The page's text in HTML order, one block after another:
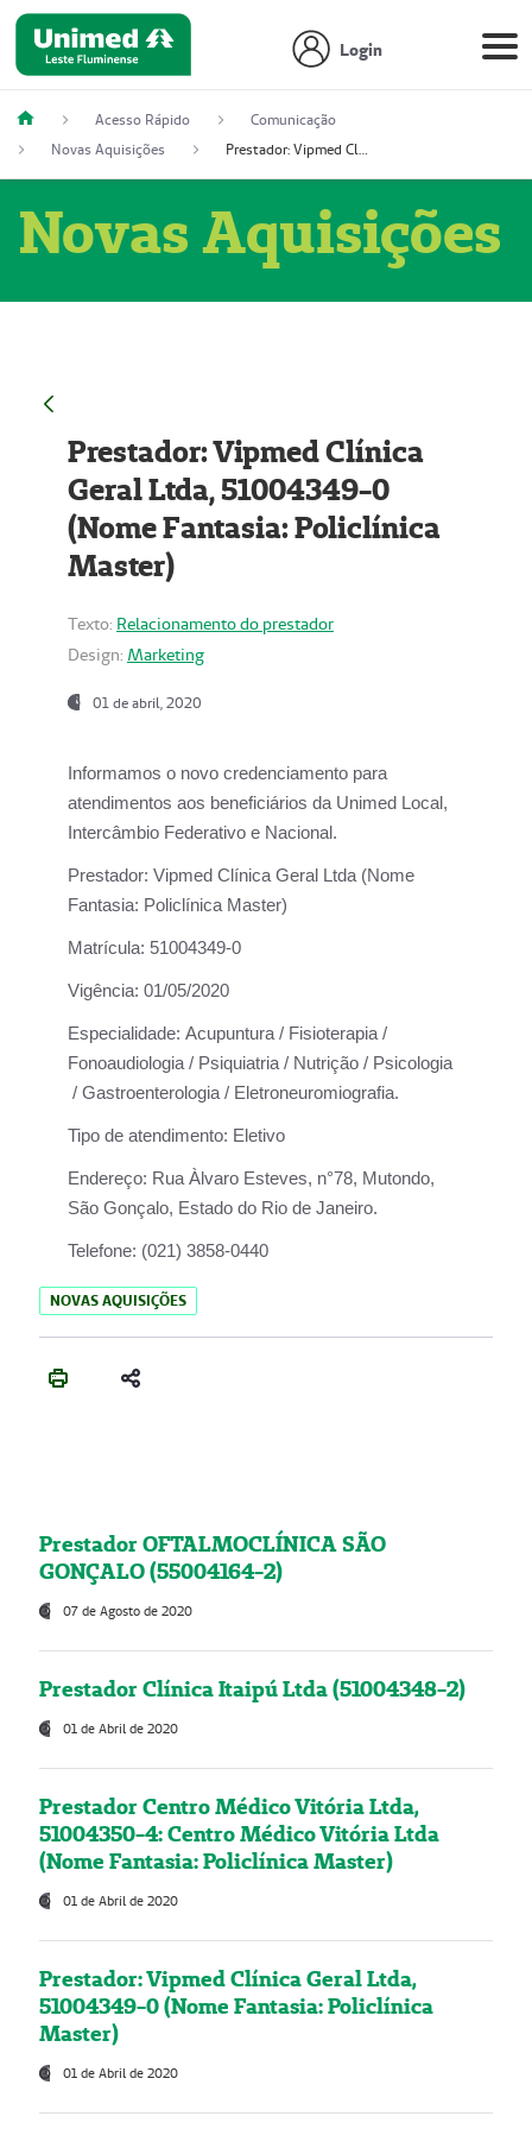
Login
Acesso Rápido
Comunicação
Novas Aquisições
Prestador: Vipmed Clínica Geral Ltda, 51004349-0 (Nome Fantasia: Policlínica Master)
Novas Aquisições
Prestador: Vipmed Clínica
Geral Ltda, 51004349-0
(Nome Fantasia: Policlínica
Master)
Texto: Relacionamento do prestador
Design: Marketing
01 de abril, 2020
Informamos o novo credenciamento para
atendimentos aos beneficiários da Unimed Local,
Intercâmbio Federativo e Nacional.
Prestador: Vipmed Clínica Geral Ltda (Nome
Fantasia: Policlínica Master)
Matrícula: 51004349-0
Vigência: 01/05/2020
Especialidade: Acupuntura / Fisioterapia /
Fonoaudiologia / Psiquiatria / Nutrição / Psicologia
/ Gastroenterologia / Eletroneuromiografia.
Tipo de atendimento: Eletivo
Endereço: Rua Àlvaro Esteves, n°78, Mutondo,
São Gonçalo, Estado do Rio de Janeiro.
Telefone: (021) 3858-0440
NOVAS AQUISIÇÕES
Prestador OFTALMOCLÍNICA SÃO
GONÇALO (55004164-2)
07 de Agosto de 2020
Prestador Clínica Itaipú Ltda (51004348-2)
01 de Abril de 2020
Prestador Centro Médico Vitória Ltda,
51004350-4: Centro Médico Vitória Ltda
(Nome Fantasia: Policlínica Master)
01 de Abril de 2020
Prestador: Vipmed Clínica Geral Ltda,
51004349-0 (Nome Fantasia: Policlínica
Master)
01 de Abril de 2020